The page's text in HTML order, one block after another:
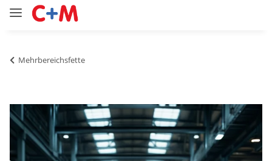
Mehrbereichsfette